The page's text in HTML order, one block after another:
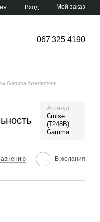
Вход Мой заказ
067 325 4190
Gamma Arredamenti
Артикул
Cruise
(T248B)
Gamma
В желания